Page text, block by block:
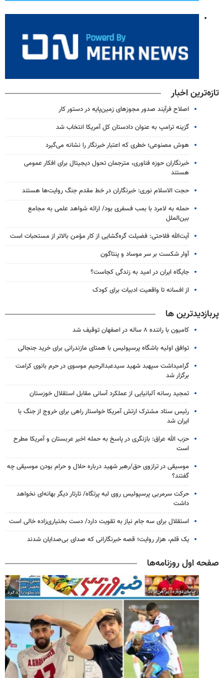
تازه‌ترین اخبار
اصلاح فرآیند صدور مجوزهای زمین‌پایه در دستور کار
گزینه ترامپ به عنوان دادستان کل آمریکا انتخاب شد
هوش مصنوعی؛ خطری که اعتبار خبرنگار را نشانه می‌گیرد
خبرنگاران حوزه فناوری، مترجمان تحول دیجیتال برای افکار عمومی
هستند
حجت الاسلام نوری: خبرنگاران در خط مقدم جنگ روایت‌ها هستند
حمله به لامرد با بمب فسفری بود/ ارائه شواهد علمی به مجامع
بین‌الملل
آیت‌الله فلاحتی: فضیلت گره‌گشایی از کار مؤمن بالاتر از مستحبات است
آوار شکست بر سر موساد و پنتاگون
جایگاه ایران در امید به زندگی کجاست؟
از افسانه تا واقعیت ادبیات برای کودک
پربازدیدترین ها
کامیون با راننده ۸ ساله در اصفهان توقیف شد
توافق اولیه باشگاه پرسپولیس با همتای مازندرانی برای خرید جنجالی
گرامیداشت سپهبد شهید سیدعبدالرحیم موسوی در حرم بانوی کرامت
برگزار شد
تمجید رسانه آلبانیایی از عملکرد آسانی مقابل استقلال خوزستان
رئیس ستاد مشترک ارتش آمریکا خواستار راهی برای خروج از جنگ با
ایران شد
حزب الله عراق: بازنگری در پاسخ به حمله اخیر عربستان و آمریکا مطرح
است
موسیقی در ترازوی حق/رهبر شهید درباره حلال و حرام بودن موسیقی چه
گفتند؟
حرکت سرمربی پرسپولیس روی لبه پرتگاه/ تارتار دیگر بهانه‌ای نخواهد
داشت
استقلال برای سه جام نیاز به تقویت دارد/ دست بختیاری‌زاده خالی است
یک قلم، هزار روایت؛ قصه خبرنگارانی که صدای بی‌صدایان شدند
صفحه اول روزنامه‌ها